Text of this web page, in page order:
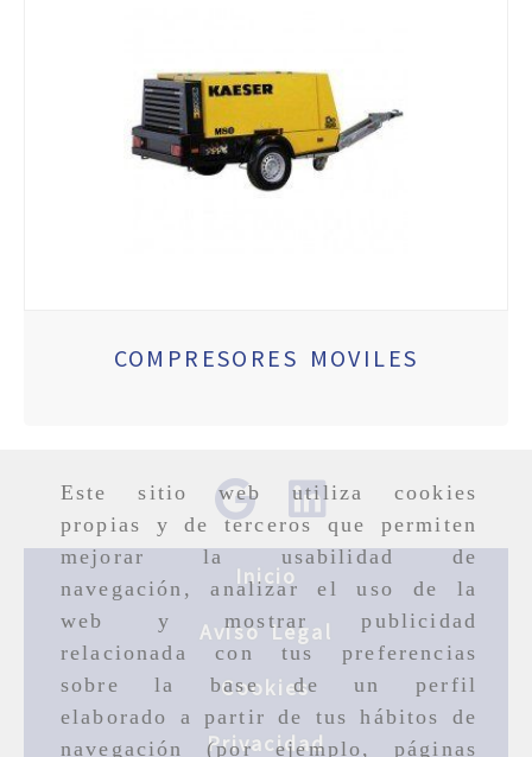
Este sitio web utiliza cookies
propias y de terceros que permiten
mejorar la usabilidad de
navegación, analizar el uso de la
web y mostrar publicidad
relacionada con tus preferencias
sobre la base de un perfil
elaborado a partir de tus hábitos de
navegación (por ejemplo, páginas
COMPRESORES MOVILES
Inicio
Aviso Legal
Cookies
Privacidad